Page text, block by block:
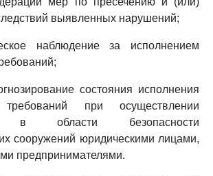
выявленных нарушений;
наблюдение за исполнением
состояния исполнения
требований при осуществлении
в области безопасности
сооружений юридическими лицами,
предпринимателями.